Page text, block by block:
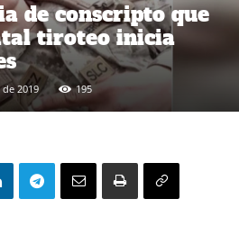
de conscripto que
tiroteo inicia
2019 195